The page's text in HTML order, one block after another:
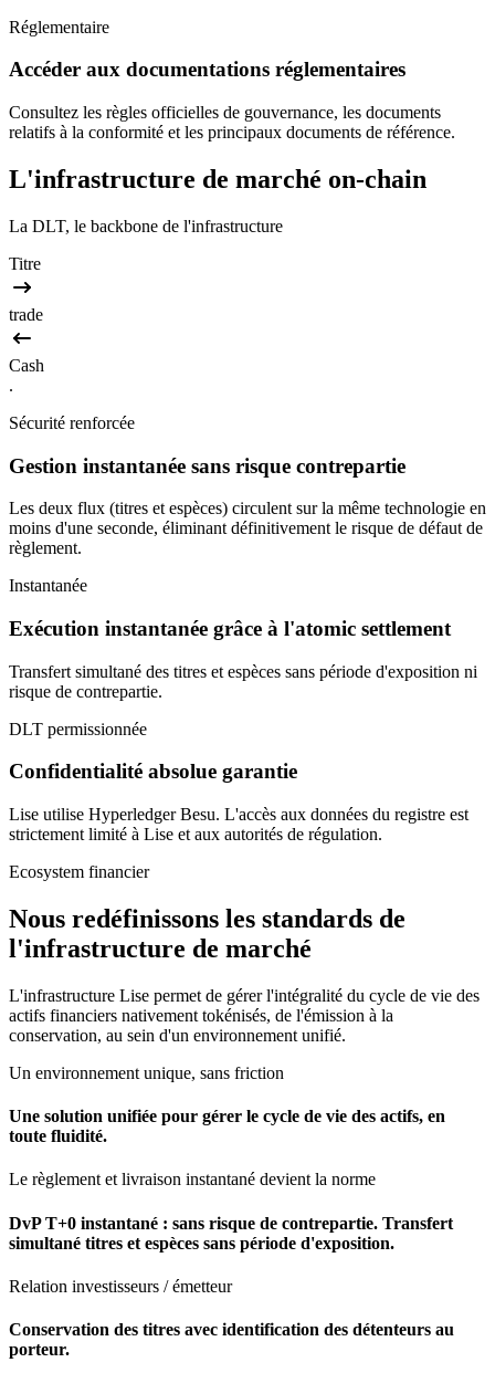
Réglementaire
Accéder aux documentations réglementaires
Consultez les règles officielles de gouvernance, les documents
relatifs à la conformité et les principaux documents de référence.
L'infrastructure de marché on-chain
La DLT, le backbone de l'infrastructure
Titre
trade
Cash
.
Sécurité renforcée
Gestion instantanée sans risque contrepartie
Les deux flux (titres et espèces) circulent sur la même technologie en
moins d'une seconde, éliminant définitivement le risque de défaut de
règlement.
Instantanée
Exécution instantanée grâce à l'atomic settlement
Transfert simultané des titres et espèces sans période d'exposition ni
risque de contrepartie.
DLT permissionnée
Confidentialité absolue garantie
Lise utilise Hyperledger Besu. L'accès aux données du registre est
strictement limité à Lise et aux autorités de régulation.
Ecosystem financier
Nous redéfinissons les standards de
l'infrastructure de marché
L'infrastructure Lise permet de gérer l'intégralité du cycle de vie des
actifs financiers nativement tokénisés, de l'émission à la
conservation, au sein d'un environnement unifié.
Un environnement unique, sans friction
Une solution unifiée pour gérer le cycle de vie des actifs, en
toute fluidité.
Le règlement et livraison instantané devient la norme
DvP T+0 instantané : sans risque de contrepartie. Transfert
simultané titres et espèces sans période d'exposition.
Relation investisseurs / émetteur
Conservation des titres avec identification des détenteurs au
porteur.